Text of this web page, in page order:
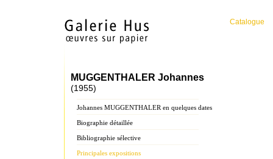
Catalogue
MUGGENTHALER Johannes
(1955)
Johannes MUGGENTHALER en quelques dates
Biographie détaillée
Bibliographie sélective
Principales expositions